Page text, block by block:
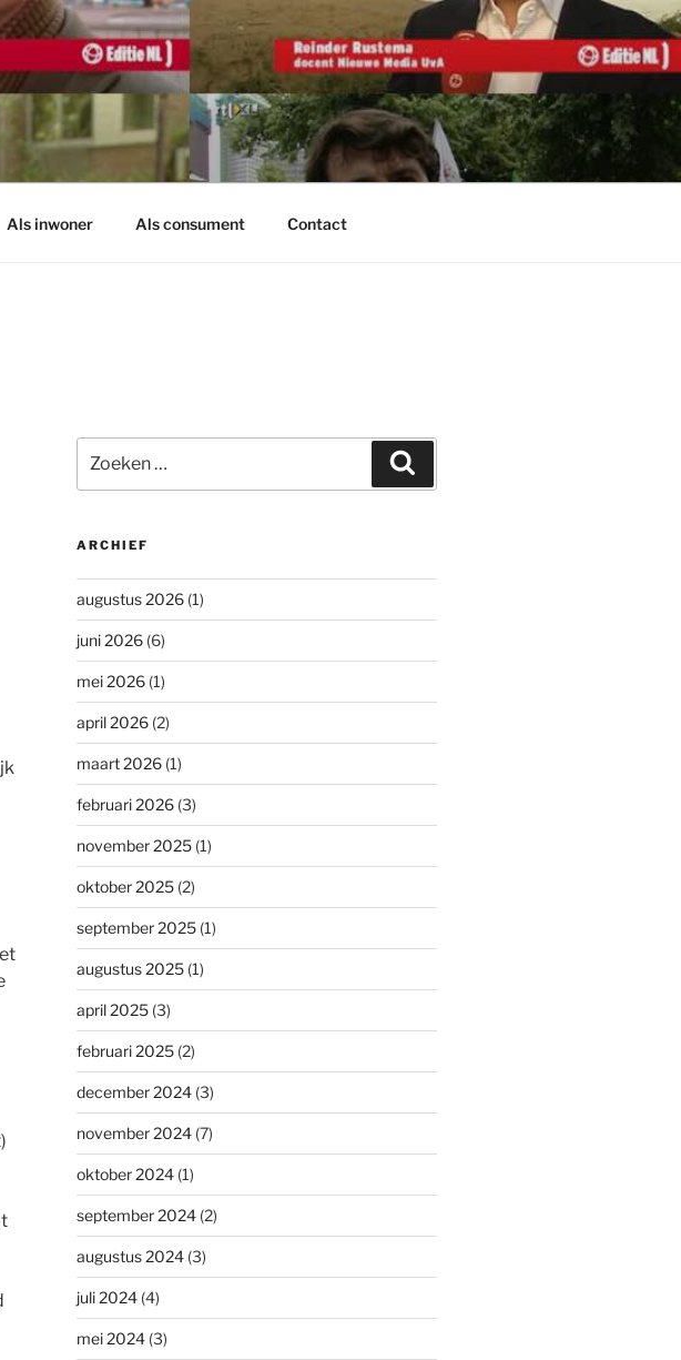
Als inwoner Als consument Contact
naar:
ARCHIEF
augustus 2026(1)
juni 2026(6)
mei 2026(1)
april 2026(2)
maart 2026(1)
februari 2026(3)
november 2025(1)
oktober 2025(2)
september 2025(1)
augustus 2025(1)
april 2025(3)
februari 2025(2)
december 2024(3)
november 2024(7)
oktober 2024(1)
september 2024(2)
augustus 2024(3)
juli 2024(4)
mei 2024(3)